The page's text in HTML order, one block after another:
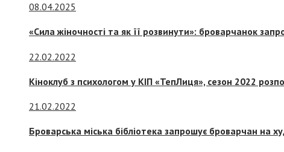
08.04.2025
«Сила жіночності та як її розвинути»: броварчанок
22.02.2022
Кіноклуб з психологом у КІП «ТепЛиця», сезон 2022
21.02.2022
Броварська міська бібліотека запрошує броварчан на